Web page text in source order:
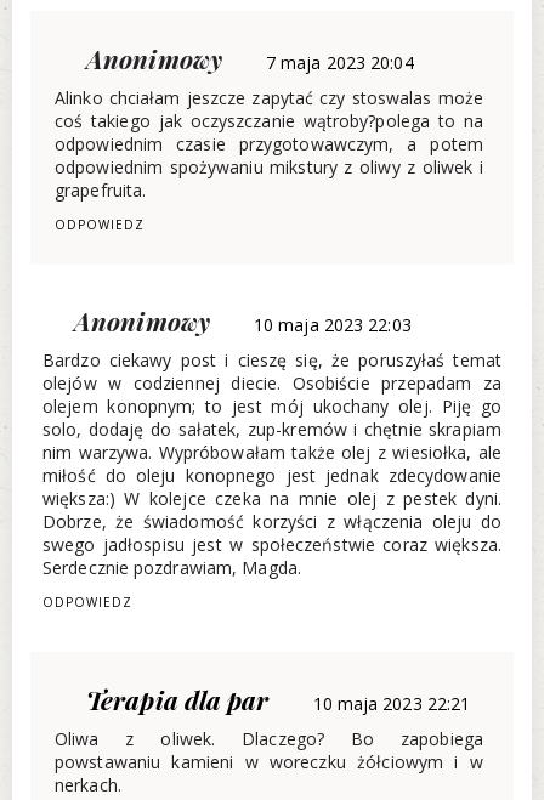
Anonimowy
7 maja 2023 20:04
Alinko chciałam jeszcze zapytać czy stoswalas może
coś takiego jak oczyszczanie wątroby?polega to na
odpowiednim czasie przygotowawczym, a potem
odpowiednim spożywaniu mikstury z oliwy z oliwek i
grapefruita.
ODPOWIEDZ
Anonimowy
10 maja 2023 22:03
Bardzo ciekawy post i cieszę się, że poruszyłaś temat
olejów w codziennej diecie. Osobiście przepadam za
olejem konopnym; to jest mój ukochany olej. Piję go
solo, dodaję do sałatek, zup-kremów i chętnie skrapiam
nim warzywa. Wypróbowałam także olej z wiesiołka, ale
miłość do oleju konopnego jest jednak zdecydowanie
większa:) W kolejce czeka na mnie olej z pestek dyni.
Dobrze, że świadomość korzyści z włączenia oleju do
swego jadłospisu jest w społeczeństwie coraz większa.
Serdecznie pozdrawiam, Magda.
ODPOWIEDZ
Terapia dla par
10 maja 2023 22:21
Oliwa z oliwek. Dlaczego? Bo zapobiega
powstawaniu kamieni w woreczku żółciowym i w
nerkach.